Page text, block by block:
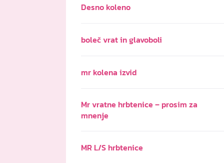
Desno koleno
boleč vrat in glavoboli
mr kolena izvid
Mr vratne hrbtenice – prosim za
mnenje
MR L/S hrbtenice